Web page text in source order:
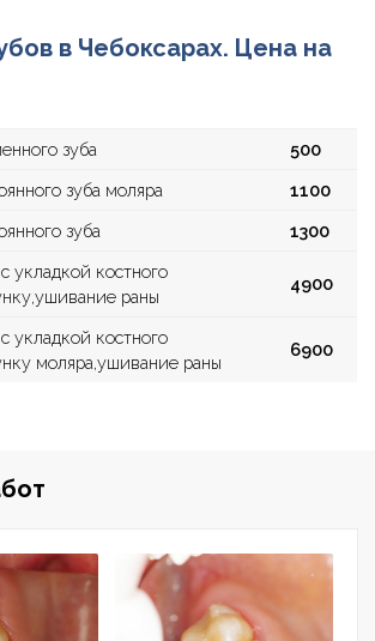
в Чебоксарах. Цена на
зуба
500
зуба моляра
1100
зуба
1300
укладкой костного
раны
4900
укладкой костного
моляра,ушивание раны
6900